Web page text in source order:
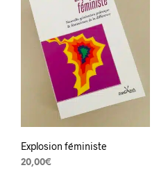
Explosion féministe
20,00€